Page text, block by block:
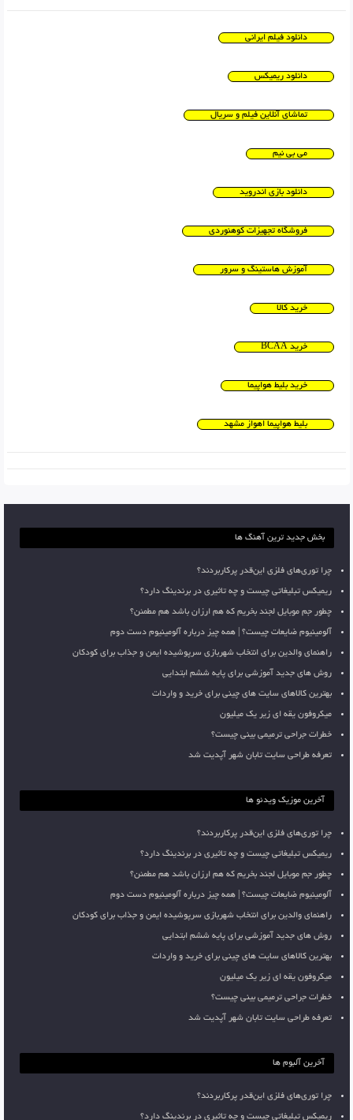
دانلود فیلم ایرانی
دانلود ریمیکس
تماشای آنلاین فیلم و سریال
می بی نیم
دانلود بازی اندروید
فروشگاه تجهیزات کوهنوردی
آموزش هاستینگ و سرور
خرید کالا
خرید BCAA
خرید بلیط هواپیما
بلیط هواپیما اهواز مشهد
بخش جدید ترین آهنگ ها
چرا توری‌های فلزی این‌قدر پرکاربردند؟
ریمیکس تبلیغاتی چیست و چه تاثیری در برندینگ دارد؟
چطور جم موبایل لجند بخریم که هم ارزان باشد هم مطمئن؟
آلومینیوم ضایعات چیست؟ | همه چیز درباره آلومینیوم دست دوم
راهنمای والدین برای انتخاب شهربازی سرپوشیده ایمن و جذاب برای کودکان
روش های جدید آموزشی برای پایه ششم ابتدایی
بهترین کالاهای سایت های چینی برای خرید و واردات
میکروفون یقه ای زیر یک میلیون
خطرات جراحی ترمیمی بینی چیست؟
تعرفه طراحی سایت تابان شهر آپدیت شد
آخرین موزیک ویدئو ها
چرا توری‌های فلزی این‌قدر پرکاربردند؟
ریمیکس تبلیغاتی چیست و چه تاثیری در برندینگ دارد؟
چطور جم موبایل لجند بخریم که هم ارزان باشد هم مطمئن؟
آلومینیوم ضایعات چیست؟ | همه چیز درباره آلومینیوم دست دوم
راهنمای والدین برای انتخاب شهربازی سرپوشیده ایمن و جذاب برای کودکان
روش های جدید آموزشی برای پایه ششم ابتدایی
بهترین کالاهای سایت های چینی برای خرید و واردات
میکروفون یقه ای زیر یک میلیون
خطرات جراحی ترمیمی بینی چیست؟
تعرفه طراحی سایت تابان شهر آپدیت شد
آخرین آلبوم ها
چرا توری‌های فلزی این‌قدر پرکاربردند؟
ریمیکس تبلیغاتی چیست و چه تاثیری در برندینگ دارد؟